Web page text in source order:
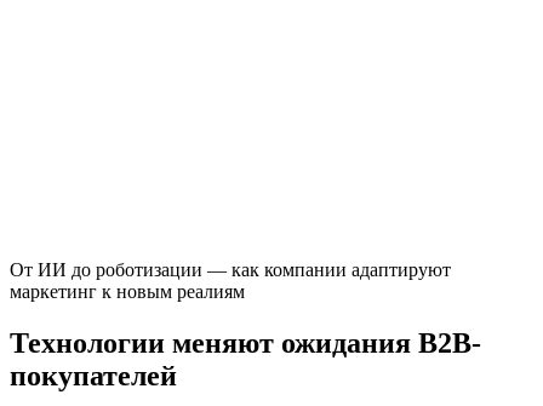
От ИИ до роботизации — как компании адаптируют
маркетинг к новым реалиям
Технологии меняют ожидания B2B-
покупателей